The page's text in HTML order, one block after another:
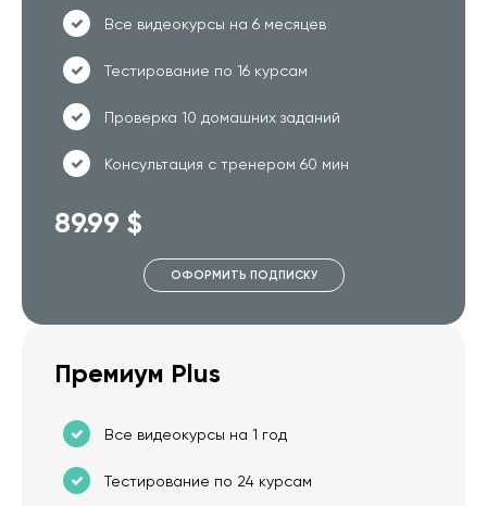
Все видеокурсы на 6 месяцев
Тестирование по 16 курсам
Проверка 10 домашних заданий
Консультация с тренером 60 мин
89.99 $
ОФОРМИТЬ ПОДПИСКУ
Премиум Plus
Все видеокурсы на 1 год
Тестирование по 24 курсам